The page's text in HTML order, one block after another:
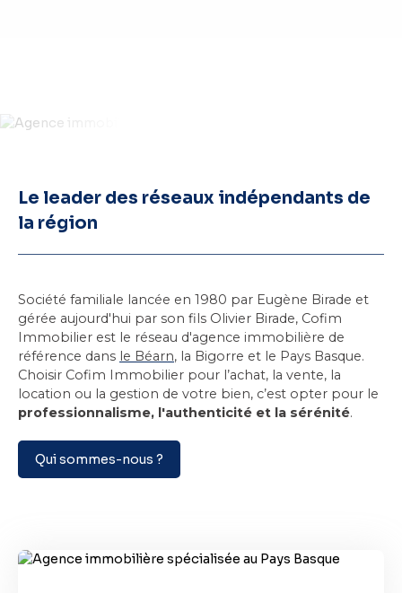
Le leader des réseaux indépendants de
la région
Société familiale lancée en 1980 par Eugène Birade et
gérée aujourd'hui par son fils Olivier Birade, Cofim
Immobilier est le réseau d'agence immobilière de
référence dans le Béarn, la Bigorre et le Pays Basque.
Choisir Cofim Immobilier pour l’achat, la vente, la
location ou la gestion de votre bien, c’est opter pour le
professionnalisme, l'authenticité et la sérénité.
Qui sommes-nous ?